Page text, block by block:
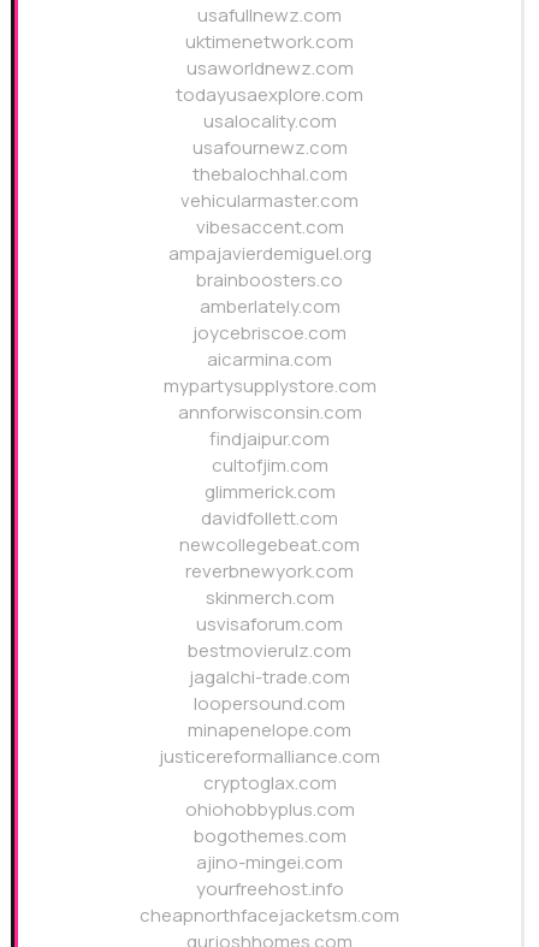
usafullnewz.com
uktimenetwork.com
usaworldnewz.com
todayusaexplore.com
usalocality.com
usafournewz.com
thebalochhal.com
vehicularmaster.com
vibesaccent.com
ampajavierdemiguel.org
brainboosters.co
amberlately.com
joycebriscoe.com
aicarmina.com
mypartysupplystore.com
annforwisconsin.com
findjaipur.com
cultofjim.com
glimmerick.com
davidfollett.com
newcollegebeat.com
reverbnewyork.com
skinmerch.com
usvisaforum.com
bestmovierulz.com
jagalchi-trade.com
loopersound.com
minapenelope.com
justicereformalliance.com
cryptoglax.com
ohiohobbyplus.com
bogothemes.com
ajino-mingei.com
yourfreehost.info
cheapnorthfacejacketsm.com
gurjoshhomes.com